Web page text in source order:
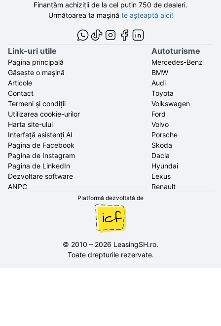
Finanțăm achiziții de la cel puțin 750 de dealeri.
Următoarea ta mașină te așteaptă aici!
Link-uri utile
Pagina principală
Găsește o mașină
Articole
Contact
Termeni și condiții
Utilizarea cookie-urilor
Harta site-ului
Interfață asistenți AI
Pagina de Facebook
Pagina de Instagram
Pagina de LinkedIn
Dezvoltare software
ANPC
Autoturisme
Mercedes-Benz
BMW
Audi
Toyota
Volkswagen
Ford
Volvo
Porsche
Skoda
Dacia
Hyundai
Lexus
Renault
Platformă dezvoltată de
© 2010 – 2026 LeasingSH.ro.
Toate drepturile rezervate.